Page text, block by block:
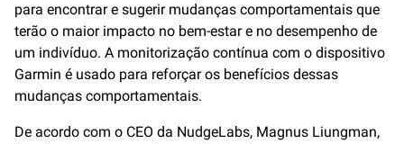
para encontrar e sugerir mudanças comportamentais que
terão o maior impacto no bem-estar e no desempenho de
um indivíduo. A monitorização contínua com o dispositivo
Garmin é usado para reforçar os benefícios dessas
mudanças comportamentais.
De acordo com o CEO da NudgeLabs, Magnus Liungman,